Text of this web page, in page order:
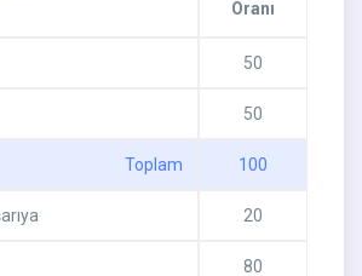
Oranı
50
50
Toplam 100
20
80